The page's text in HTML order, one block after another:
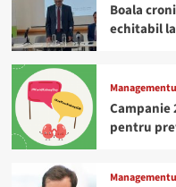
Boala
echitabil
Campanie
pentru